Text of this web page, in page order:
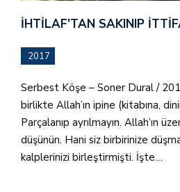
İHTILAF’TAN SAKINIP
2017
Serbest Köşe – Soner Dural /
birlikte Allah’ın ipine (kitabına,
Parçalanıp ayrılmayın. Allah’ın
düşünün. Hani siz birbirinize
kalplerinizi birleştirmişti. İşte…